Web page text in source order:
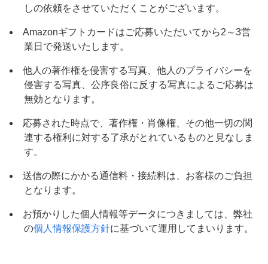
しの依頼をさせていただくことがございます。
Amazonギフトカードはご応募いただいてから2～3営
業日で発送いたします。
他人の著作権を侵害する写真、他人のプライバシーを
侵害する写真、公序良俗に反する写真によるご応募は
無効となります。
応募された時点で、著作権・肖像権、その他一切の関
連する権利に対する了承がとれているものと見なしま
す。
送信の際にかかる通信料・接続料は、お客様のご負担
となります。
お預かりした個人情報等データにつきましては、弊社
の個人情報保護方針に基づいて運用してまいります。